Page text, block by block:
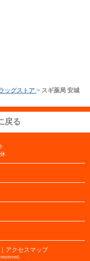
ッグストア > スギ薬局 安城
戻る
｜アクセスマップ